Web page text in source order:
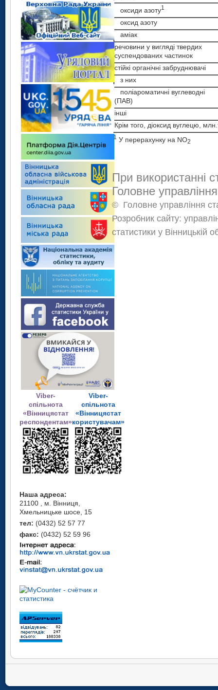
Viber-
спільнота
«Вінницястат
респондентам»
Viber-
спільнота
«Вінницястат
користувачам»
Наша адреса:
21100 , м. Вінниця,
Хмельницьке шосе, 15
тел: (0432) 52 57 77
факс: (0432) 52 59 96
оксиди азоту1
оксид азоту
аміак
речовини у вигляді твердих
суспендованих частинок
стійкі органічні забруднювачі
з них
поліароматичні вуглеводні
(ПАВ)
інші
Крім того, діоксид вуглецю,
1 У перерахунку на NO2
При використанні
Головне
© Головне управління
Розробник сайту:
статистики у Вінницькій